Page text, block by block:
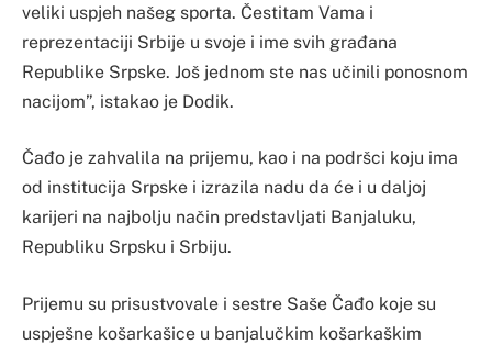
veliki uspjeh našeg sporta. Čestitam Vama i
reprezentaciji Srbije u svoje i ime svih građana
Republike Srpske. Još jednom ste nas učinili ponosnom
nacijom”, istakao je Dodik.
Čađo je zahvalila na prijemu, kao i na podršci koju ima
od institucija Srpske i izrazila nadu da će i u daljoj
karijeri na najbolju način predstavljati Banjaluku,
Republiku Srpsku i Srbiju.
Prijemu su prisustvovale i sestre Saše Čađo koje su
uspješne košarkašice u banjalučkim košarkaškim